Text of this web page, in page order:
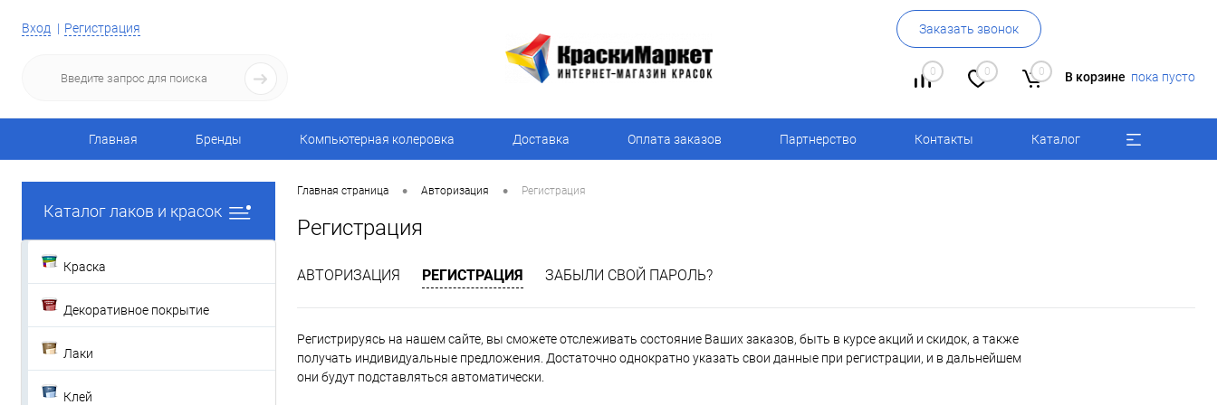
Вход Регистрация Заказать звонок
0 0 0 В корзине пока пусто
Главная Бренды Компьютерная колеровка Доставка Оплата заказов Партнерство Контакты Каталог
Каталог лаков и красок
Краска
Декоративное покрытие
Лаки
Клей
Главная страница • Авторизация • Регистрация
Регистрация
АВТОРИЗАЦИЯ РЕГИСТРАЦИЯ ЗАБЫЛИ СВОЙ ПАРОЛЬ?
Регистрируясь на нашем сайте, вы сможете отслеживать состояние Ваших заказов, быть в курсе акций и скидок, а также
получать индивидуальные предложения. Достаточно однократно указать свои данные при регистрации, и в дальнейшем
они будут подставляться автоматически.